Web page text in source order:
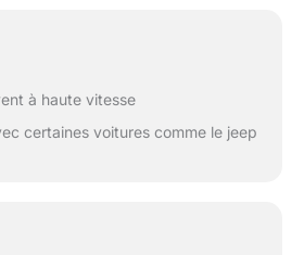
à haute vitesse
certaines voitures comme le jeep